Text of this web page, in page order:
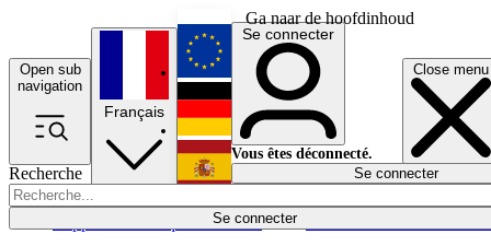
Ga naar de hoofdinhoud
Open sub
navigation
Close menu
Recherche
Se connecter
Économie
Français
English
Deutsch
Español
Se connecter
Vous êtes déconnecté.
Se connecter